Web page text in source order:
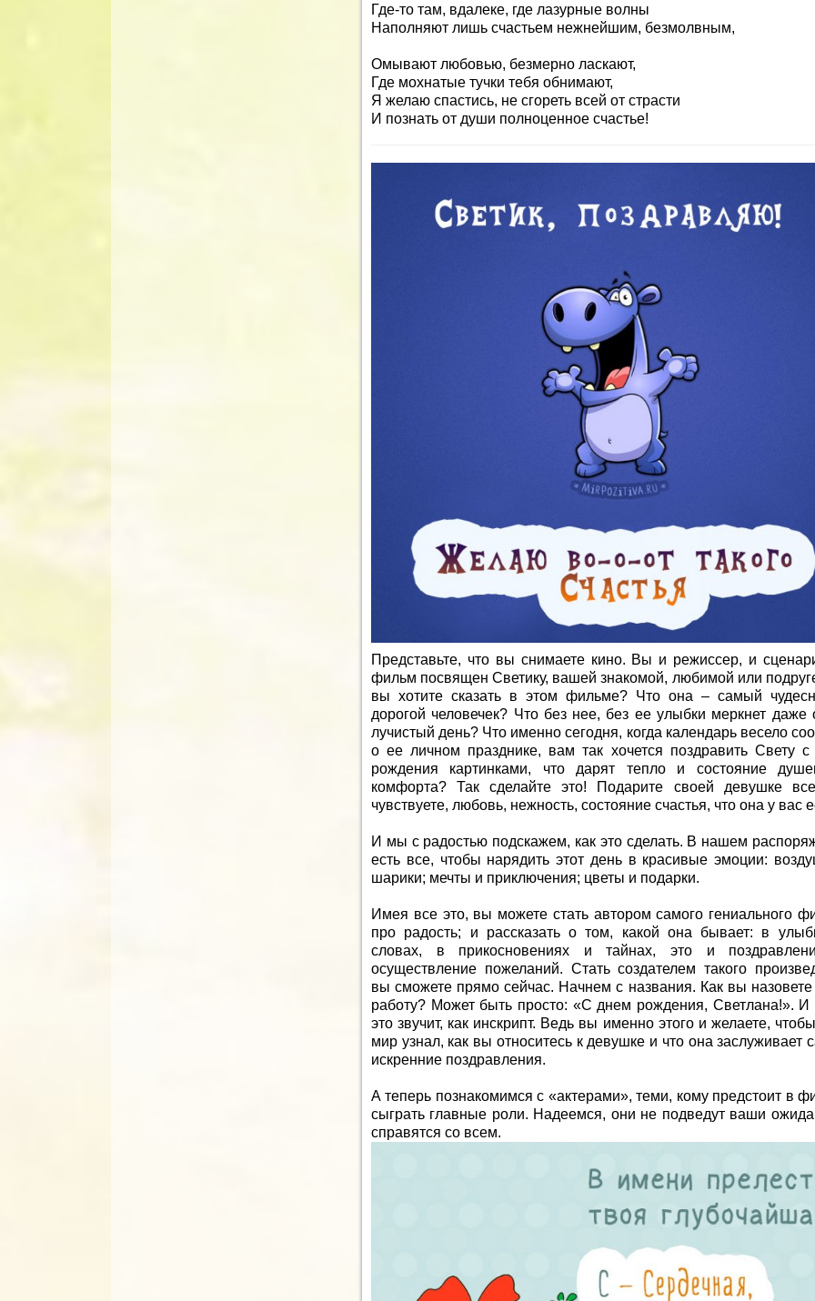
Где-то там, вдалеке, где лазурные волны
Наполняют лишь счастьем нежнейшим, безмолвным,
Омывают любовью, безмерно ласкают,
Где мохнатые тучки тебя обнимают,
Я желаю спастись, не сгореть всей от страсти
И познать от души полноценное счастье!
Представьте, что вы снимаете кино. Вы и режиссер, и
фильм посвящен Светику, вашей знакомой, любимой или
вы хотите сказать в этом фильме? Что она – самый
дорогой человечек? Что без нее, без ее улыбки меркнет даже
лучистый день? Что именно сегодня, когда календарь весело
о ее личном празднике, вам так хочется поздравить Свету
рождения картинками, что дарят тепло и состояние
комфорта? Так сделайте это! Подарите своей девушке
чувствуете, любовь, нежность, состояние счастья, что она у вас
И мы с радостью подскажем, как это сделать. В нашем
есть все, чтобы нарядить этот день в красивые эмоции:
шарики; мечты и приключения; цветы и подарки.
Имея все это, вы можете стать автором самого гениального
про радость; и рассказать о том, какой она бывает: в
словах, в прикосновениях и тайнах, это и
осуществление пожеланий. Стать создателем такого
вы сможете прямо сейчас. Начнем с названия. Как вы
работу? Может быть просто: «С днем рождения, Светлана!». И
это звучит, как инскрипт. Ведь вы именно этого и желаете,
мир узнал, как вы относитесь к девушке и что она заслуживает
искренние поздравления.
А теперь познакомимся с «актерами», теми, кому предстоит в
сыграть главные роли. Надеемся, они не подведут ваши
справятся со всем.